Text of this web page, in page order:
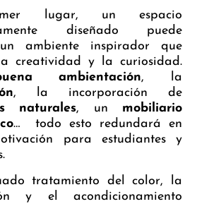
lugar, un espacio
diseñado puede
ambiente inspirador que
creatividad y la curiosidad.
ambientación, la
, la incorporación de
naturales, un mobiliario
… todo esto redundará en
para estudiantes y
tratamiento del color, la
y el acondicionamiento